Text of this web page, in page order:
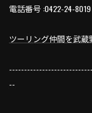
電話番号 :0422-24-8019
ツーリング仲間を武蔵
--